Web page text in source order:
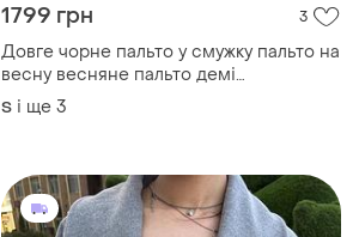
1799 грн 3
Довге чорне пальто у смужку пальто на
весну весняне пальто демі
демісезоне пальто
S і ще 3